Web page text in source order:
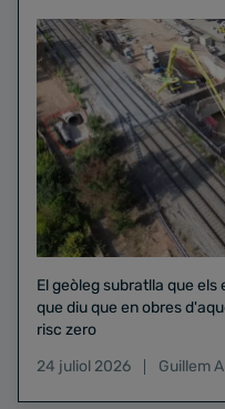
El geòleg subratlla que
que diu que en obres
risc zero
24 juliol 2026
Guillem